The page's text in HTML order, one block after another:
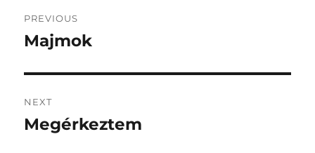
navigation
PREVIOUS
Previous
Majmok
NEXT
Next
Megérkeztem